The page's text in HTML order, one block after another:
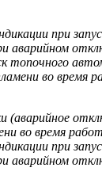
при
аварийном
топочного
во время
(аварийное
во время
при
аварийном